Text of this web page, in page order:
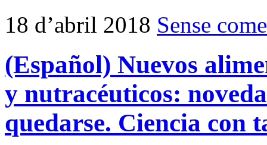
18 d’abril 2018 Sense
(Español) Nuevos
y nutracéuticos:
quedarse. Ciencia con